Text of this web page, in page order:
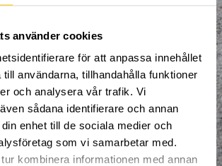
använder cookies
för att anpassa innehållet
användarna, tillhandahålla funktioner
och analysera vår trafik. Vi
sådana identifierare och annan
enhet till de sociala medier och
som vi samarbetar med.
kombinera informationen med annan